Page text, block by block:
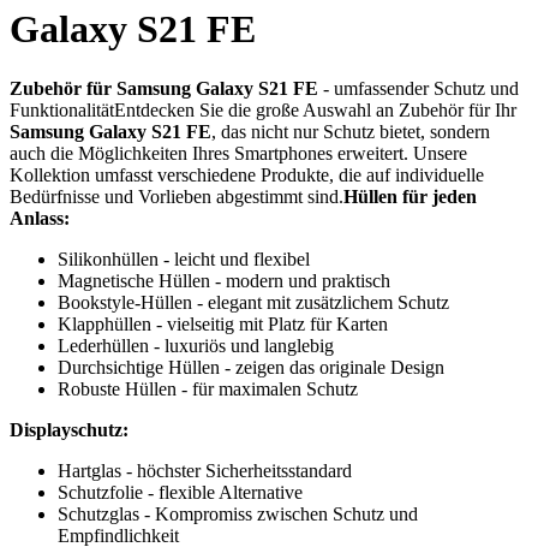
Galaxy S21 FE
Zubehör für Samsung Galaxy S21 FE - umfassender Schutz und
FunktionalitätEntdecken Sie die große Auswahl an Zubehör für Ihr
Samsung Galaxy S21 FE, das nicht nur Schutz bietet, sondern
auch die Möglichkeiten Ihres Smartphones erweitert. Unsere
Kollektion umfasst verschiedene Produkte, die auf individuelle
Bedürfnisse und Vorlieben abgestimmt sind.Hüllen für jeden
Anlass:
Silikonhüllen - leicht und flexibel
Magnetische Hüllen - modern und praktisch
Bookstyle-Hüllen - elegant mit zusätzlichem Schutz
Klapphüllen - vielseitig mit Platz für Karten
Lederhüllen - luxuriös und langlebig
Durchsichtige Hüllen - zeigen das originale Design
Robuste Hüllen - für maximalen Schutz
Displayschutz:
Hartglas - höchster Sicherheitsstandard
Schutzfolie - flexible Alternative
Schutzglas - Kompromiss zwischen Schutz und
Empfindlichkeit